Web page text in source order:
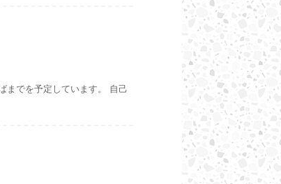
までを予定しています。 自己